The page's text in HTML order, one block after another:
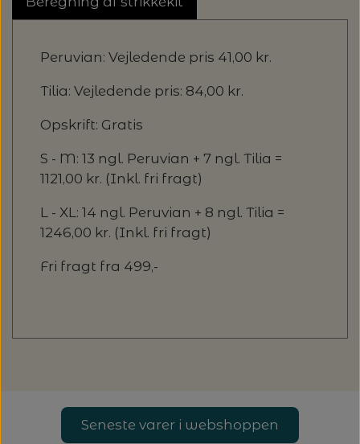
Peruvian: Vejledende pris 41,00 kr.
Tilia: Vejledende pris: 84,00 kr.
Opskrift: Gratis
S - M: 13 ngl. Peruvian + 7 ngl. Tilia =
1121,00 kr. (Inkl. fri fragt)
L - XL: 14 ngl. Peruvian + 8 ngl. Tilia =
1246,00 kr. (Inkl. fri fragt)
Fri fragt fra 499,-
Seneste varer i webshoppen